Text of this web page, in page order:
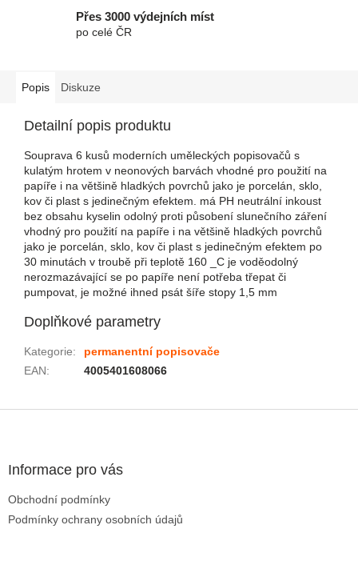
Přes 3000 výdejních míst
po celé ČR
Popis Diskuze
Detailní popis produktu
Souprava 6 kusů moderních uměleckých popisovačů s
kulatým hrotem v neonových barvách vhodné pro použití na
papíře i na většině hladkých povrchů jako je porcelán, sklo,
kov či plast s jedinečným efektem. má PH neutrální inkoust
bez obsahu kyselin odolný proti působení slunečního záření
vhodný pro použití na papíře i na většině hladkých povrchů
jako je porcelán, sklo, kov či plast s jedinečným efektem po
30 minutách v troubě při teplotě 160 _C je voděodolný
nerozmazávající se po papíře není potřeba třepat či
pumpovat, je možné ihned psát šíře stopy 1,5 mm
Doplňkové parametry
Kategorie:
permanentní popisovače
EAN: 4005401608066
Informace pro vás
Obchodní podmínky
Podmínky ochrany osobních údajů